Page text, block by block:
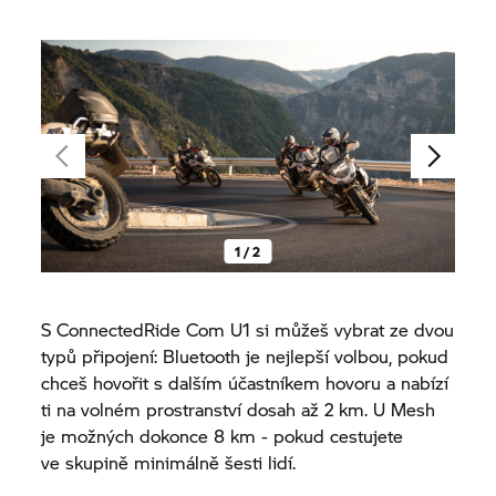
1 / 2
S ConnectedRide Com U1 si můžeš vybrat ze dvou
typů připojení: Bluetooth je nejlepší volbou, pokud
chceš hovořit s dalším účastníkem hovoru a nabízí
ti na volném prostranství dosah až 2 km. U Mesh
je možných dokonce 8 km - pokud cestujete
ve skupině minimálně šesti lidí.